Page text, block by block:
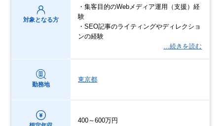
対象となる方
・集客目的のWebメディア運用（支援）経
験
・SEO記事のライティングやディレクショ
ンの経験
…続きを読む
勤務地
東京都
400～600万円